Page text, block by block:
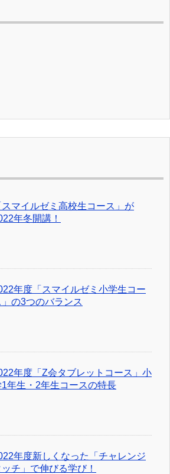
スマイルゼミ高校生コース」が
年冬開講！
年度「スマイルゼミ小学生コー
」の3つのバランス
年度「Z会タブレットコース」小
1年生・2年生コースの特長
年度新しくなった「チャレンジ
ッチ」で伸びる学び！